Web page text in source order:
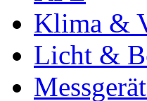
Klima &
Licht &